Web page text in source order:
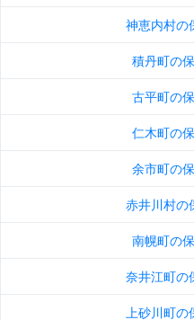
神恵内村の
積丹町の
古平町の
仁木町の
余市町の
赤井川村の
南幌町の
奈井江町の
上砂川町